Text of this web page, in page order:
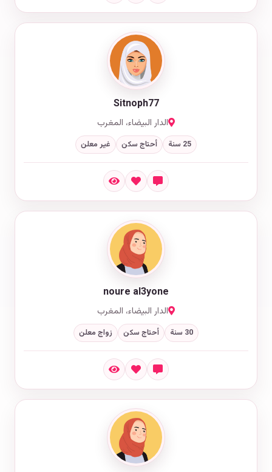
Sitnoph77
الدار البيضاء، المغرب
25 سنة أحتاج سكن غير معلن
noure al3yone
الدار البيضاء، المغرب
30 سنة أحتاج سكن زواج معلن